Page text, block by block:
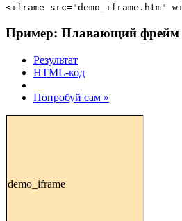
<iframe src="demo_iframe.htm"
Пример: Плавающий фрейм
Результат
HTML-код
Попробуй сам »
demo_iframe